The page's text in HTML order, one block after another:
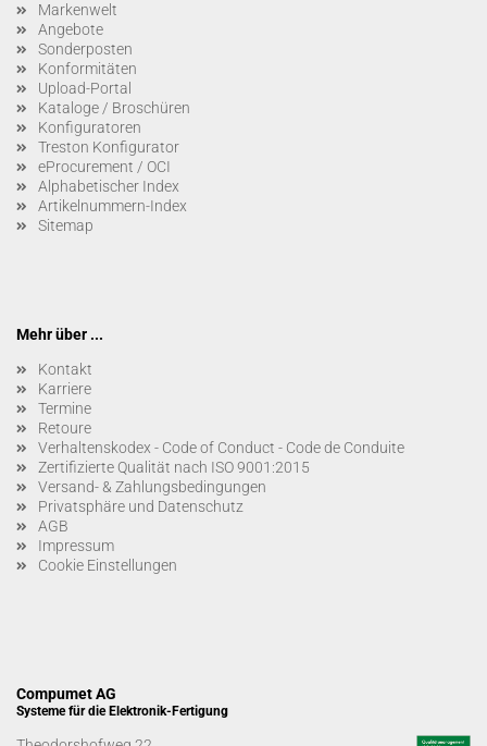
Markenwelt
Angebote
Sonderposten
Konformitäten
Upload-Portal
Kataloge / Broschüren
Konfiguratoren
Treston Konfigurator
eProcurement / OCI
Alphabetischer Index
Artikelnummern-Index
Sitemap
Mehr über ...
Kontakt
Karriere
Termine
Retoure
Verhaltenskodex - Code of Conduct - Code de Conduite
Zertifizierte Qualität nach ISO 9001:2015
Versand- & Zahlungsbedingungen
Privatsphäre und Datenschutz
AGB
Impressum
Cookie Einstellungen
Compumet AG
Systeme für die Elektronik-Fertigung